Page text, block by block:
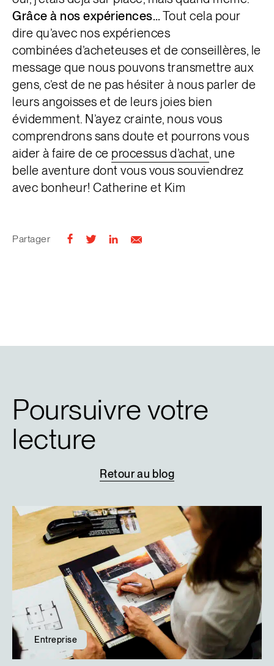
Grâce à nos expériences… Tout cela pour
dire qu’avec nos expériences
combinées d’acheteuses et de conseillères, le
message que nous pouvons transmettre aux
gens, c’est de ne pas hésiter à nous parler de
leurs angoisses et de leurs joies bien
évidemment. N’ayez crainte, nous vous
comprendrons sans doute et pourrons vous
aider à faire de ce processus d’achat, une
belle aventure dont vous vous souviendrez
avec bonheur! Catherine et Kim
Partager
Poursuivre votre
lecture
Retourau blog
Entreprise